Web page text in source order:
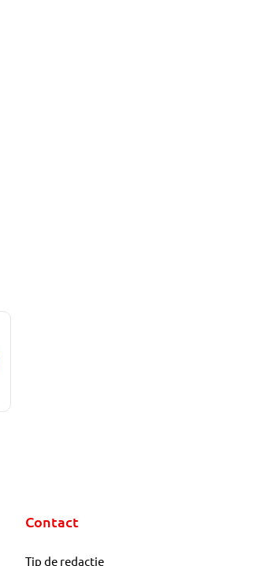
Contact
Tip de redactie